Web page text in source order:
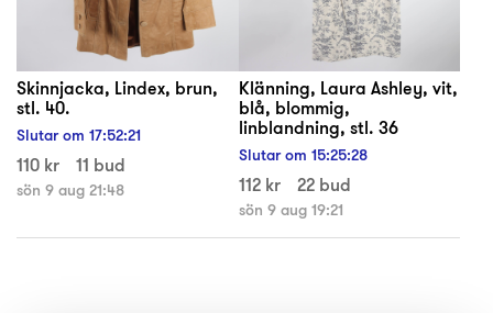
Skinnjacka, Lindex, brun,
stl. 40.
Slutar om 17:52:21
110 kr 11 bud
sön 9 aug 21:48
Klänning, Laura Ashley, vit,
blå, blommig,
linblandning, stl. 36
Slutar om 15:25:28
112 kr 22 bud
sön 9 aug 19:21